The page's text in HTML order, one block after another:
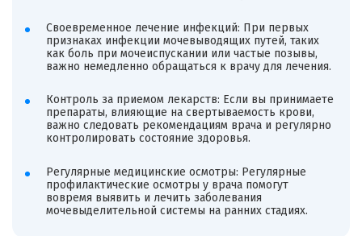
Своевременное лечение инфекций: При первых
признаках инфекции мочевыводящих путей, таких
как боль при мочеиспускании или частые позывы,
важно немедленно обращаться к врачу для лечения.
Контроль за приемом лекарств: Если вы принимаете
препараты, влияющие на свертываемость крови,
важно следовать рекомендациям врача и регулярно
контролировать состояние здоровья.
Регулярные медицинские осмотры: Регулярные
профилактические осмотры у врача помогут
вовремя выявить и лечить заболевания
мочевыделительной системы на ранних стадиях.